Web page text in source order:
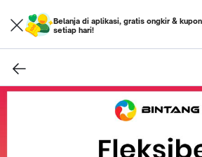
Belanja di aplikasi, gratis ongkir &
setiap hari!